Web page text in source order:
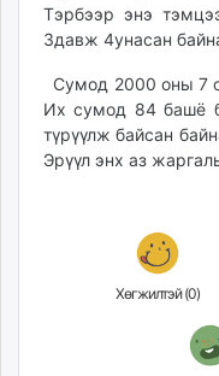
tovch.mn
ikon.mn
mnb.mn
Livetv.mn
Eguur.mn
24tsag.mn
Тэрбээр энэ
3давж 4унасан
Сумод 2000 оны 7
Их сумод 84 башё
түрүүлж байсан
Эрүүл энх аз
Хөгжилтэй (0)